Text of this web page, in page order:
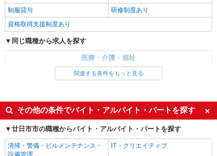
の見守りなど
時給1450円〜1937円 ＜日払い有/週払い有/交
通費全支給(ガソリン代含む)＞
廿日市市
制服貸与
研修制度あり
資格取得支援制度あり
同じ職種から求人を探す
医療・介護・福祉
未経験歓迎
ミドル（40代～）活躍中
ボーナス・賞与あり
車通勤OK
交通費支給
社会保険あり
産休・育休取得実績あり
関連する条件をもっと見る
その他の条件でバイト・アルバイト・パートを探す
廿日市市の職種からバイト・アルバイト・パートを探す
清掃・警備・ビルメンテナンス・
設備管理
IT・クリエイティブ